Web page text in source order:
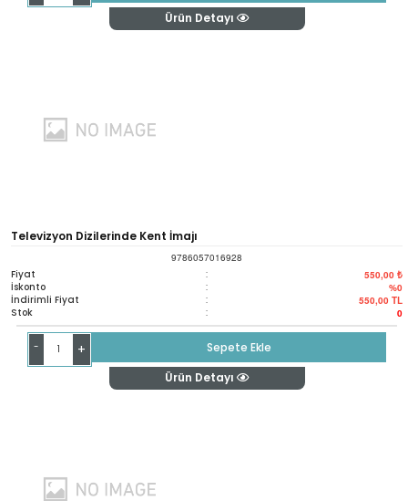
Ürün Detayı
Televizyon Dizilerinde Kent İmajı
9786057016928
Fiyat : 550,00 ₺
İskonto : %0
İndirimli Fiyat : 550,00 TL
Stok : 0
- +
Sepete Ekle
Ürün Detayı